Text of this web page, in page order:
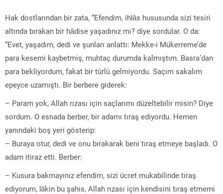
Hak dostlarından bir zata, “Efendim, ihlâs hususunda sizi tesiri
altında bırakan bir hâdise yaşadınız mı? diye sordular. O da:
“Evet, yaşadım, dedi ve şunları anlattı: Mekke-i Mükerreme’de
para kesemi kaybetmiş, muhtaç durumda kalmıştım. Basra’dan
para bekliyordum, fakat bir türlü gelmiyordu. Saçım sakalım
epeyce uzamıştı. Bir berbere giderek:
– Param yok, Allah rızası için saçlarımı düzeltebilir misin? Diye
sordum. O esnada berber, bir adamı tıraş ediyordu. Hemen
yanındaki boş yeri gösterip:
– Buraya otur, dedi ve onu bırakarak beni tıraş etmeye başladı. O
adam itiraz etti. Berber:
– Kusura bakmayınız efendim, sizi ücret mukabilinde tıraş
ediyorum, lâkin bu şahıs, Allah rızası için kendisini tıraş etmemi